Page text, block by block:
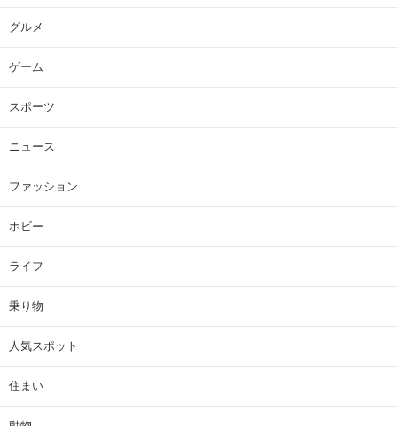
グルメ
ゲーム
スポーツ
ニュース
ファッション
ホビー
ライフ
乗り物
人気スポット
住まい